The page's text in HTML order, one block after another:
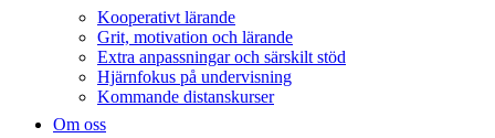
Kooperativt lärande
Grit, motivation och lärande
Extra anpassningar och särskilt stöd
Hjärnfokus på undervisning
Kommande distanskurser
Om oss